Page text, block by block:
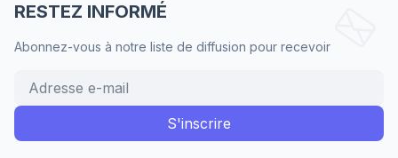
RESTEZ INFORMÉ
Abonnez-vous à notre liste de diffusion pour recevoir